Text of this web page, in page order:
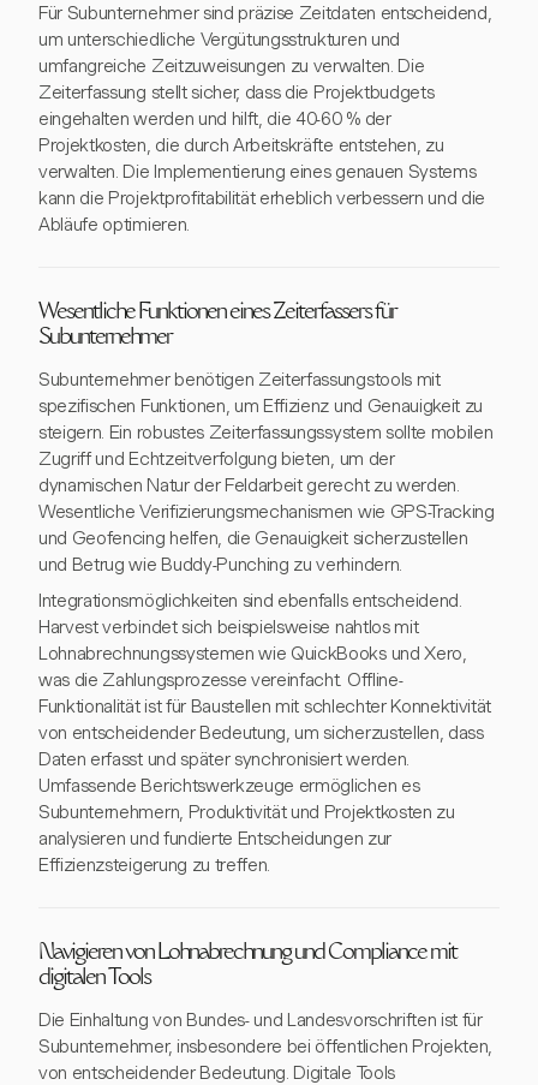
Für Subunternehmer sind präzise Zeitdaten entscheidend,
um unterschiedliche Vergütungsstrukturen und
umfangreiche Zeitzuweisungen zu verwalten. Die
Zeiterfassung stellt sicher, dass die Projektbudgets
eingehalten werden und hilft, die 40-60 % der
Projektkosten, die durch Arbeitskräfte entstehen, zu
verwalten. Die Implementierung eines genauen Systems
kann die Projektprofitabilität erheblich verbessern und die
Abläufe optimieren.
Wesentliche Funktionen eines Zeiterfassers für
Subunternehmer
Subunternehmer benötigen Zeiterfassungstools mit
spezifischen Funktionen, um Effizienz und Genauigkeit zu
steigern. Ein robustes Zeiterfassungssystem sollte mobilen
Zugriff und Echtzeitverfolgung bieten, um der
dynamischen Natur der Feldarbeit gerecht zu werden.
Wesentliche Verifizierungsmechanismen wie GPS-Tracking
und Geofencing helfen, die Genauigkeit sicherzustellen
und Betrug wie Buddy-Punching zu verhindern.
Integrationsmöglichkeiten sind ebenfalls entscheidend.
Harvest verbindet sich beispielsweise nahtlos mit
Lohnabrechnungssystemen wie QuickBooks und Xero,
was die Zahlungsprozesse vereinfacht. Offline-
Funktionalität ist für Baustellen mit schlechter Konnektivität
von entscheidender Bedeutung, um sicherzustellen, dass
Daten erfasst und später synchronisiert werden.
Umfassende Berichtswerkzeuge ermöglichen es
Subunternehmern, Produktivität und Projektkosten zu
analysieren und fundierte Entscheidungen zur
Effizienzsteigerung zu treffen.
Navigieren von Lohnabrechnung und Compliance mit
digitalen Tools
Die Einhaltung von Bundes- und Landesvorschriften ist für
Subunternehmer, insbesondere bei öffentlichen Projekten,
von entscheidender Bedeutung. Digitale Tools